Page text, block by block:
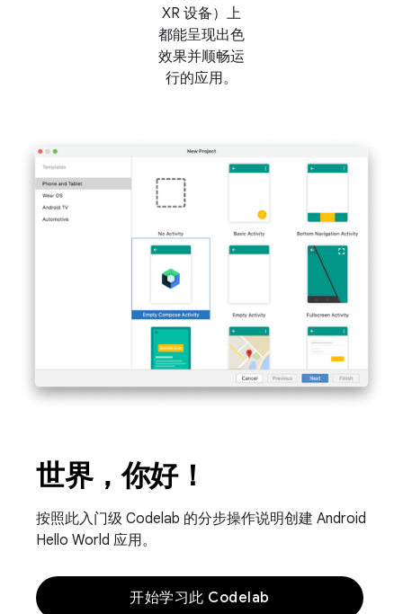
XR 设备）上
都能呈现出色
效果并顺畅运
行的应用。
世界，你好！
按照此入门级 Codelab 的分步操作说明创建 Android
Hello World 应用。
开始学习此 Codelab